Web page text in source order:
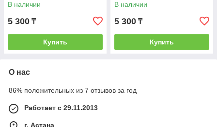
В наличии
5 300 ₸
Купить
В наличии
5 300 ₸
Купить
О нас
86% положительных из 7 отзывов за год
Работает с 29.11.2013
г. Астана